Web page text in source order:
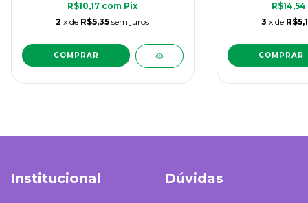
R$10,17 com Pix
2 x de R$5,35 sem juros
R$14,54
3 x de
Institucional Dúvidas